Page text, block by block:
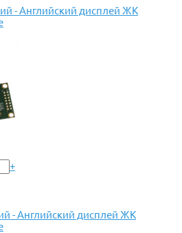
- Английский дисплей ЖК
+
- Английский дисплей ЖК